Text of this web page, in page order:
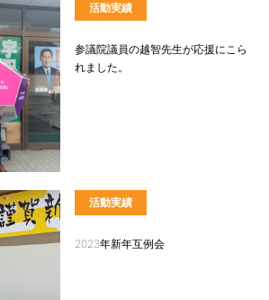
活動実績
参議院議員の越智先生が応援にこら
れました。
活動実績
2023年新年互例会